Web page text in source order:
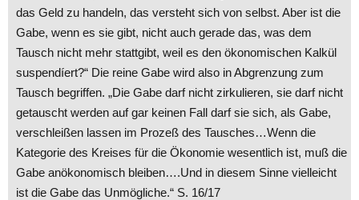
das Geld zu handeln, das versteht sich von selbst. Aber ist die
Gabe, wenn es sie gibt, nicht auch gerade das, was dem
Tausch nicht mehr stattgibt, weil es den ökonomischen Kalkül
suspendíert?“ Die reine Gabe wird also in Abgrenzung zum
Tausch begriffen. „Die Gabe darf nicht zirkulieren, sie darf nicht
getauscht werden auf gar keinen Fall darf sie sich, als Gabe,
verschleißen lassen im Prozeß des Tausches…Wenn die
Kategorie des Kreises für die Ökonomie wesentlich ist, muß die
Gabe anökonomisch bleiben….Und in diesem Sinne vielleicht
ist die Gabe das Unmögliche.“ S. 16/17